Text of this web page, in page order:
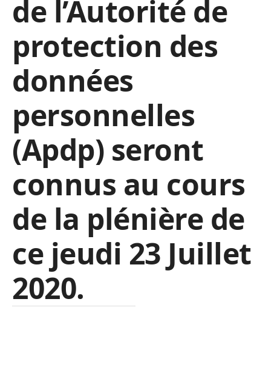
de l’Autorité de
protection des
données
personnelles
(Apdp) seront
connus au cours
de la plénière de
ce jeudi 23 Juillet
2020.